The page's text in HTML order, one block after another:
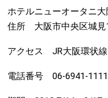
ホテルニューオータニ大
住所 大阪市中央区城見
アクセス JR大阪環状
電話番号 06-6941-1111